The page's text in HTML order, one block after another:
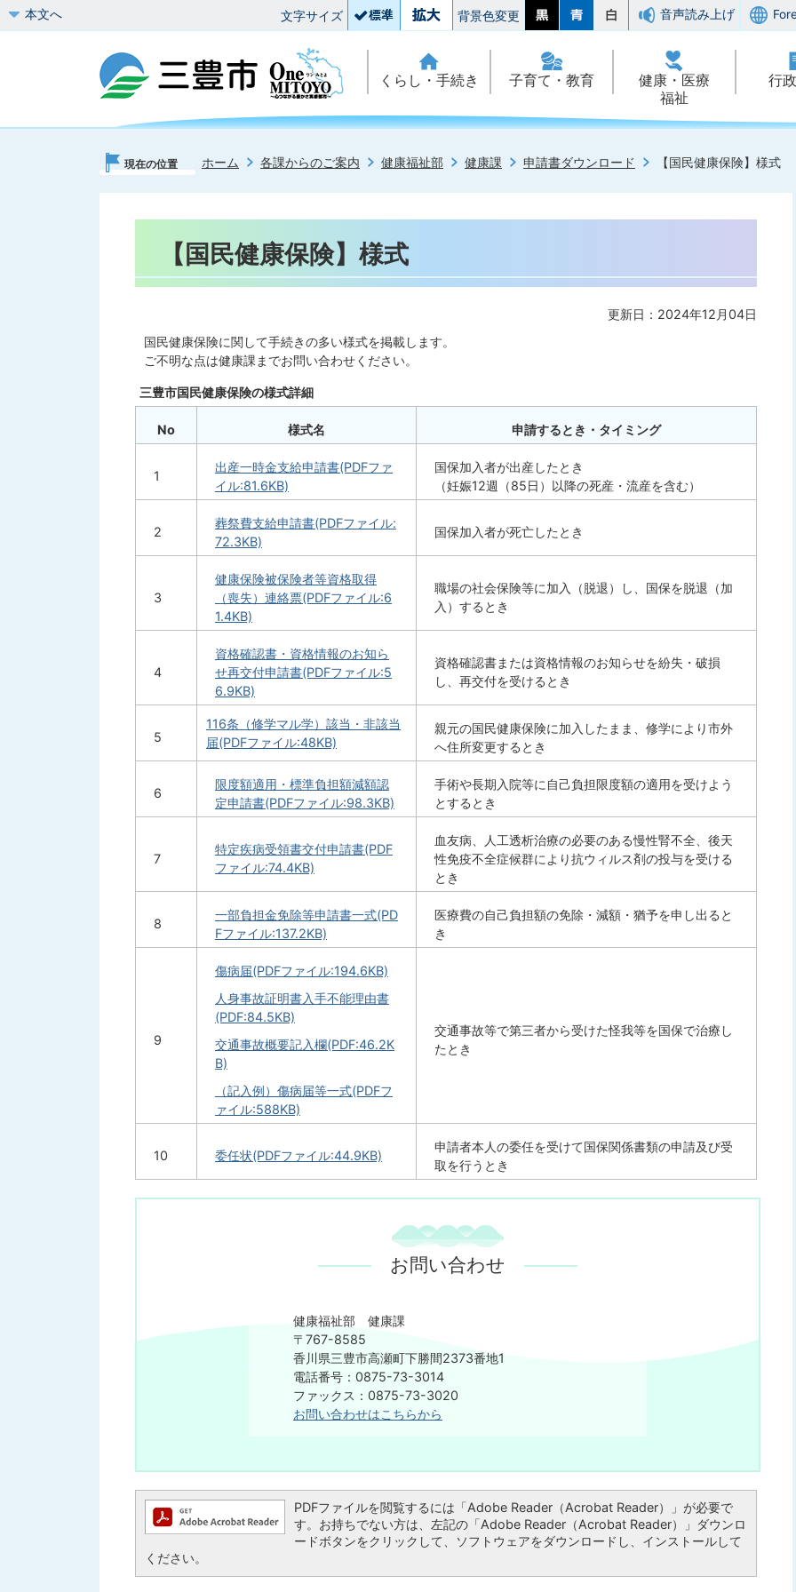
本文へ 文字サイズ 背景色変更 音声読み上げ
くらし・手続き 子育て・教育
健康・医療
福祉
行
現在の位置 ホーム 各課からのご案内 健康福祉部 健康課 申請書ダウンロード 【国民健康保険】様式
【国民健康保険】様式
更新日：2024年12月04日
国民健康保険に関して手続きの多い様式を掲載します。
ご不明な点は健康課までお問い合わせください。
三豊市国民健康保険の様式詳細
No 様式名 申請するとき・タイミング
1
出産一時金支給申請書(PDFファ
イル:81.6KB)
国保加入者が出産したとき
（妊娠12週（85日）以降の死産・流産を含む）
2
葬祭費支給申請書(PDFファイル:
72.3KB)
国保加入者が死亡したとき
3
健康保険被保険者等資格取得
（喪失）連絡票(PDFファイル:6
1.4KB)
職場の社会保険等に加入（脱退）し、国保を脱退（加
入）するとき
4
資格確認書・資格情報のお知ら
せ再交付申請書(PDFファイル:5
6.9KB)
資格確認書または資格情報のお知らせを紛失・破損
し、再交付を受けるとき
5
116条（修学マル学）該当・非該当
届(PDFファイル:48KB)
親元の国民健康保険に加入したまま、修学により市外
へ住所変更するとき
6
限度額適用・標準負担額減額認
定申請書(PDFファイル:98.3KB)
手術や長期入院等に自己負担限度額の適用を受けよう
とするとき
7
特定疾病受領書交付申請書(PDF
ファイル:74.4KB)
血友病、人工透析治療の必要のある慢性腎不全、後天
性免疫不全症候群により抗ウィルス剤の投与を受ける
とき
8
一部負担金免除等申請書一式(PD
Fファイル:137.2KB)
医療費の自己負担額の免除・減額・猶予を申し出ると
き
9
傷病届(PDFファイル:194.6KB)
人身事故証明書入手不能理由書
(PDF:84.5KB)
交通事故概要記入欄(PDF:46.2K
B)
（記入例）傷病届等一式(PDFフ
ァイル:588KB)
交通事故等で第三者から受けた怪我等を国保で治療し
たとき
10 委任状(PDFファイル:44.9KB)
申請者本人の委任を受けて国保関係書類の申請及び受
取を行うとき
お問い合わせ
健康福祉部 健康課
〒767-8585
香川県三豊市高瀬町下勝間2373番地1
電話番号：0875-73-3014
ファックス：0875-73-3020
お問い合わせはこちらから
PDFファイルを閲覧するには「Adobe Reader（Acrobat Reader）」が必要で
す。お持ちでない方は、左記の「Adobe Reader（Acrobat Reader）」ダウンロ
ードボタンをクリックして、ソフトウェアをダウンロードし、インストールして
ください。